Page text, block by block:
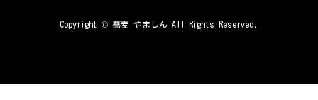
Copyright © 蕎麦 やましん All Rights Reserved.